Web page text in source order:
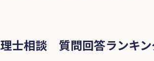
士相談 質問回答ランキン